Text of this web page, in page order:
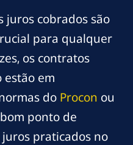
juros cobrados são
para qualquer
os contratos
estão em
do Procon ou
ponto de
praticados no